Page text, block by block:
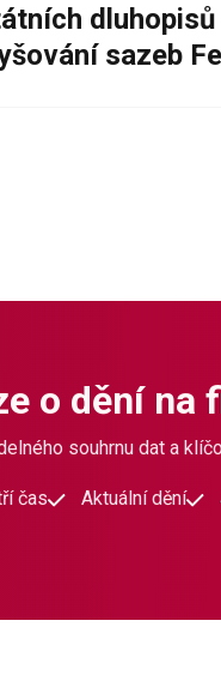
sazeb
o dění
souhrnu dat a
čas Aktuální dění